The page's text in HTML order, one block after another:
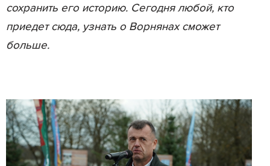
сохранить его историю. Сегодня любой, кто
приедет сюда, узнать о Ворнянах сможет
больше.